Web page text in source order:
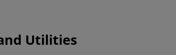
Utilities